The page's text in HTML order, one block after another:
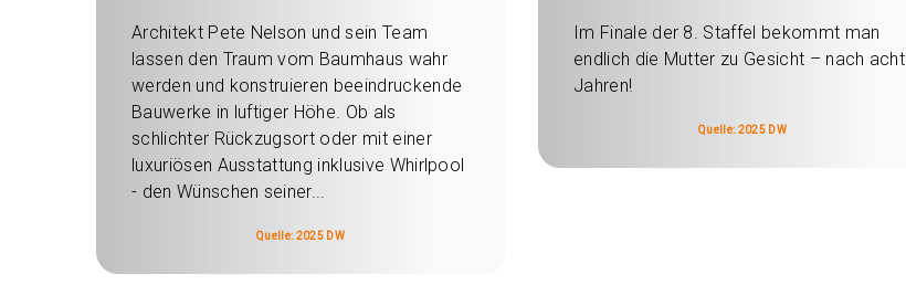
Architekt Pete Nelson und sein Team
lassen den Traum vom Baumhaus wahr
werden und konstruieren beeindruckende
Bauwerke in luftiger Höhe. Ob als
schlichter Rückzugsort oder mit einer
luxuriösen Ausstattung inklusive Whirlpool
- den Wünschen seiner...
Quelle: 2025 DW
Im Finale der 8. Staffel bekommt man
endlich die Mutter zu Gesicht – nach acht
Jahren!
Quelle: 2025 DW